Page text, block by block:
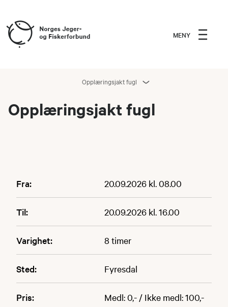
MENY
Opplæringsjakt fugl
Opplæringsjakt fugl
Fra: 20.09.2026 kl. 08.00
Til: 20.09.2026 kl. 16.00
Varighet: 8 timer
Sted: Fyresdal
Pris: Medl: 0,- / Ikke medl: 100,-